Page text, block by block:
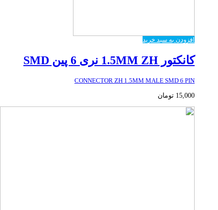
افزودن به سبد خرید
کانکتور 1.5MM ZH نری 6 پین SMD
CONNECTOR ZH 1.5MM MALE SMD 6 PIN
15,000 تومان